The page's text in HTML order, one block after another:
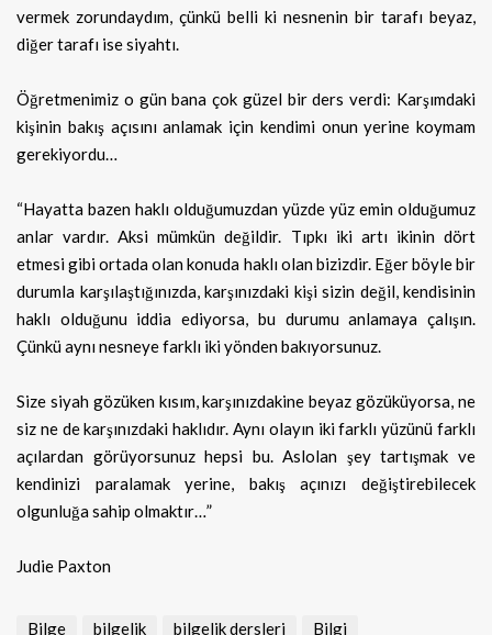
vermek zorundaydım, çünkü belli ki nesnenin bir tarafı beyaz,
diğer tarafı ise siyahtı.
Öğretmenimiz o gün bana çok güzel bir ders verdi: Karşımdaki
kişinin bakış açısını anlamak için kendimi onun yerine koymam
gerekiyordu…
“Hayatta bazen haklı olduğumuzdan yüzde yüz emin olduğumuz
anlar vardır. Aksi mümkün değildir. Tıpkı iki artı ikinin dört
etmesi gibi ortada olan konuda haklı olan bizizdir. Eğer böyle bir
durumla karşılaştığınızda, karşınızdaki kişi sizin değil, kendisinin
haklı olduğunu iddia ediyorsa, bu durumu anlamaya çalışın.
Çünkü aynı nesneye farklı iki yönden bakıyorsunuz.
Size siyah gözüken kısım, karşınızdakine beyaz gözüküyorsa, ne
siz ne de karşınızdaki haklıdır. Aynı olayın iki farklı yüzünü farklı
açılardan görüyorsunuz hepsi bu. Aslolan şey tartışmak ve
kendinizi paralamak yerine, bakış açınızı değiştirebilecek
olgunluğa sahip olmaktır…”
Judie Paxton
Bilge bilgelik bilgelik dersleri
Bilgi